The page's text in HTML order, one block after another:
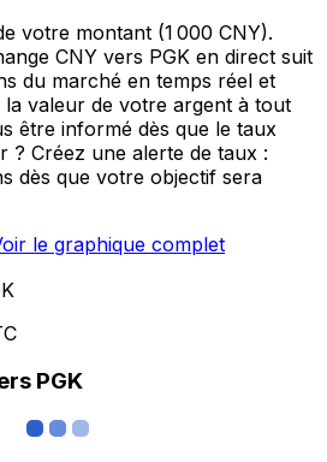
votre montant (1 000 CNY).
CNY vers PGK en direct suit
du marché en temps réel et
la valeur de votre argent à tout
être informé dès que le taux
? Créez une alerte de taux :
dès que votre objectif sera
le graphique complet
PGK